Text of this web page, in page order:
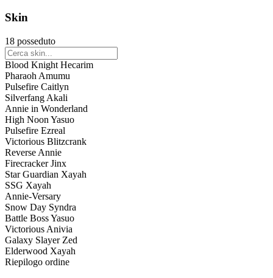
Tryndamere
Jax
Zilean
Singed
Yasuo
Twitch
Amumu
Rammus
Anivia
Shaco
Dr. Mundo
Sona
Pyke
Taric
Veigar
Caitlyn
Blitzcrank
Malphite
Katarina
Brand
Lee Sin
Vayne
Heimerdinger
Skin
18 posseduto
Blood Knight Hecarim
Pharaoh Amumu
Pulsefire Caitlyn
Silverfang Akali
Annie in Wonderland
High Noon Yasuo
Pulsefire Ezreal
Victorious Blitzcrank
Reverse Annie
Firecracker Jinx
Star Guardian Xayah
SSG Xayah
Annie-Versary
Snow Day Syndra
Battle Boss Yasuo
Victorious Anivia
Galaxy Slayer Zed
Elderwood Xayah
Riepilogo ordine